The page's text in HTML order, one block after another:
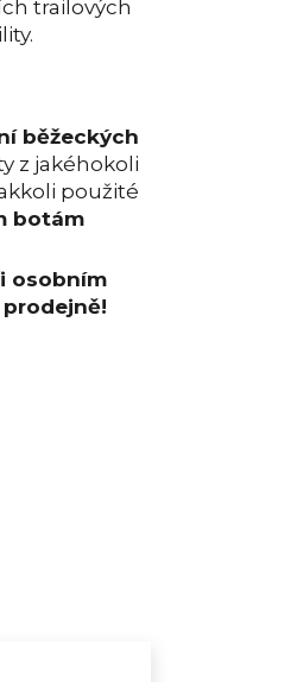
trailových
běžeckých
z jakéhokoli
použité
botám
osobním